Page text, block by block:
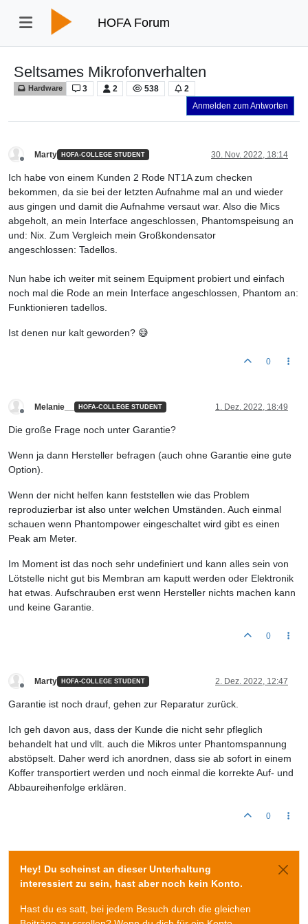
HOFA Forum
Seltsames Mikrofonverhalten
Hardware 3 2 538
2
Anmelden zum Antworten
Marty HOFA-COLLEGE STUDENT 30. Nov. 2022, 18:14
Ich habe von einem Kunden 2 Rode NT1A zum checken
bekommen, da sie bei der letzten Aufnahme mal an und wieder
aus gingen und damit die Aufnahme versaut war. Also die Mics
abgeholt, an mein Interface angeschlossen, Phantomspeisung an
und: Nix. Zum Vergleich mein Großkondensator
angeschlossen: Tadellos.
Nun habe ich weiter mit seinem Equipment probiert und einfach
noch mal die Rode an mein Interface angeschlossen, Phantom an:
Funktionieren tadellos.
Ist denen nur kalt geworden? 😅
0
Melanie__ HOFA-COLLEGE STUDENT 1. Dez. 2022, 18:49
Die große Frage noch unter Garantie?
Wenn ja dann Hersteller befragen (auch ohne Garantie eine gute
Option).
Wenn der nicht helfen kann feststellen wie das Problem
reproduzierbar ist also unter welchen Umständen. Auch einmal
schauen wenn Phantompower eingeschaltet wird gibt es einen
Peak am Meter.
Im Moment ist das noch sehr undefiniert und kann alles sein von
Lötstelle nicht gut bis Membran am kaputt werden oder Elektronik
hat etwas. Aufschrauben erst wenn Hersteller nichts machen kann
und keine Garantie.
0
Marty HOFA-COLLEGE STUDENT 2. Dez. 2022, 12:47
Garantie ist noch drauf, gehen zur Reparatur zurück.
Ich geh davon aus, dass der Kunde die nicht sehr pfleglich
behandelt hat und vllt. auch die Mikros unter Phantomspannung
abstöpselt. Daher werd ich anordnen, dass sie ab sofort in einem
Koffer transportiert werden und noch einmal die korrekte Auf- und
Abbaureihenfolge erklären.
0
Hey! Du scheinst an dieser Unterhaltung
interessiert zu sein, hast aber noch kein Konto.
Hast du es satt, bei jedem Besuch durch die gleichen